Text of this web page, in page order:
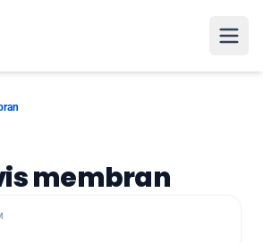
membran